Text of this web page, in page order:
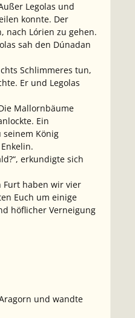
Legolas und
konnte. Der
nach Lórien zu gehen.
sah den Dúnadan
Schlimmeres tun,
Er und Legolas
Mallornbäume
Ein
König
erkundigte sich
Furt haben wir vier
Euch um einige
höflicher Verneigung
und wandte